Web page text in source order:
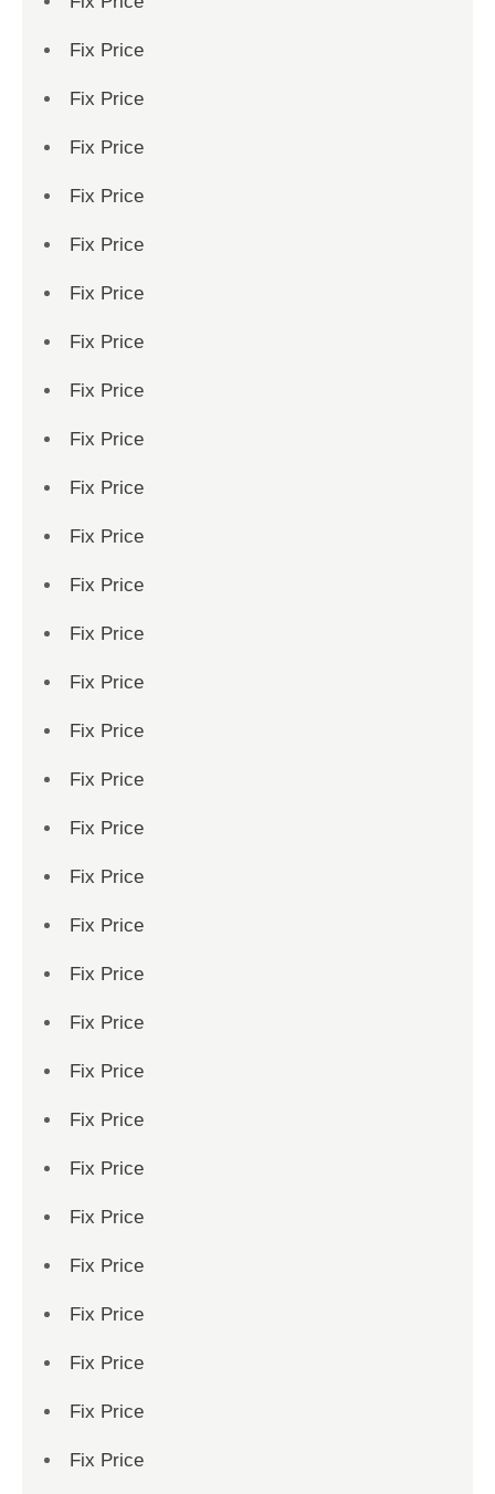
Fix Price
Fix Price
Fix Price
Fix Price
Fix Price
Fix Price
Fix Price
Fix Price
Fix Price
Fix Price
Fix Price
Fix Price
Fix Price
Fix Price
Fix Price
Fix Price
Fix Price
Fix Price
Fix Price
Fix Price
Fix Price
Fix Price
Fix Price
Fix Price
Fix Price
Fix Price
Fix Price
Fix Price
Fix Price
Fix Price